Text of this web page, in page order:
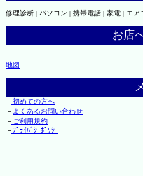
修理診断 | パソコン | 携帯電話 | 家電 | エア
お店
地図
├初めての方へ
├ よくあるお問い合わせ
├ご利用規約
└ﾌﾟﾗｲﾊﾞｼｰﾎﾟﾘｼｰ